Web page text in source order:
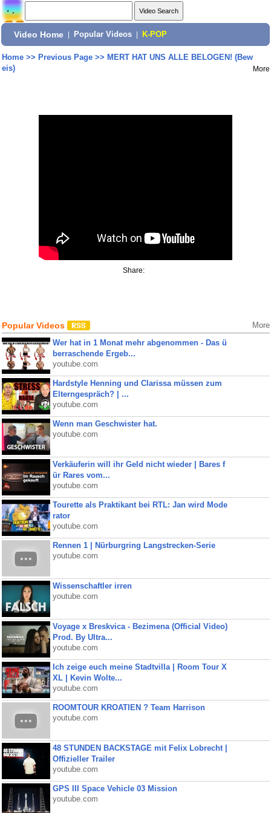
Video Home Popular Videos K-POP
Home>> Previous Page>> MERT HAT UNS ALLE BELOGEN! (Bew
eis)
More
Share:
Popular Videos More
Wer hat in 1 Monat mehr abgenommen - Das ü
berraschende Ergeb...
youtube.com
Hardstyle Henning und Clarissa müssen zum
Elterngespräch? | ...
youtube.com
Wenn man Geschwister hat.
youtube.com
Verkäuferin will ihr Geld nicht wieder | Bares f
ür Rares vom...
youtube.com
Tourette als Praktikant bei RTL: Jan wird Mode
rator
youtube.com
Rennen 1 | Nürburgring Langstrecken-Serie
youtube.com
Wissenschaftler irren
youtube.com
Voyage x Breskvica - Bezimena (Official Video)
Prod. By Ultra...
youtube.com
Ich zeige euch meine Stadtvilla | Room Tour X
XL | Kevin Wolte...
youtube.com
ROOMTOUR KROATIEN ? Team Harrison
youtube.com
48 STUNDEN BACKSTAGE mit Felix Lobrecht |
Offizieller Trailer
youtube.com
GPS III Space Vehicle 03 Mission
youtube.com